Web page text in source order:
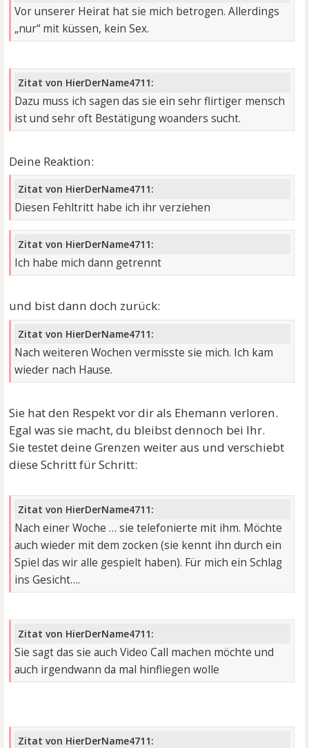
Vor unserer Heirat hat sie mich betrogen. Allerdings
„nur“ mit küssen, kein Sex.
Zitat von HierDerName4711:
Dazu muss ich sagen das sie ein sehr flirtiger mensch
ist und sehr oft Bestätigung woanders sucht.
Deine Reaktion:
Zitat von HierDerName4711:
Diesen Fehltritt habe ich ihr verziehen
Zitat von HierDerName4711:
Ich habe mich dann getrennt
und bist dann doch zurück:
Zitat von HierDerName4711:
Nach weiteren Wochen vermisste sie mich. Ich kam
wieder nach Hause.
Sie hat den Respekt vor dir als Ehemann verloren.
Egal was sie macht, du bleibst dennoch bei Ihr.
Sie testet deine Grenzen weiter aus und verschiebt
diese Schritt für Schritt:
Zitat von HierDerName4711:
Nach einer Woche … sie telefonierte mit ihm. Möchte
auch wieder mit dem zocken (sie kennt ihn durch ein
Spiel das wir alle gespielt haben). Für mich ein Schlag
ins Gesicht….
Zitat von HierDerName4711:
Sie sagt das sie auch Video Call machen möchte und
auch irgendwann da mal hinfliegen wolle
Zitat von HierDerName4711: